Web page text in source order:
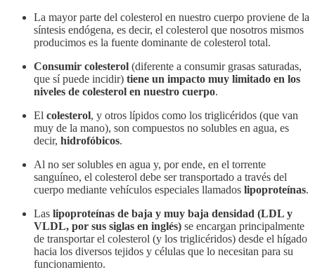
La mayor parte del colesterol en nuestro cuerpo proviene de la
síntesis endógena, es decir, el colesterol que nosotros mismos
producimos es la fuente dominante de colesterol total.
Consumir colesterol (diferente a consumir grasas saturadas,
que sí puede incidir) tiene un impacto muy limitado en los
niveles de colesterol en nuestro cuerpo.
El colesterol, y otros lípidos como los triglicéridos (que van
muy de la mano), son compuestos no solubles en agua, es
decir, hidrofóbicos.
Al no ser solubles en agua y, por ende, en el torrente
sanguíneo, el colesterol debe ser transportado a través del
cuerpo mediante vehículos especiales llamados lipoproteínas.
Las lipoproteínas de baja y muy baja densidad (LDL y
VLDL, por sus siglas en inglés) se encargan principalmente
de transportar el colesterol (y los triglicéridos) desde el hígado
hacia los diversos tejidos y células que lo necesitan para su
funcionamiento.